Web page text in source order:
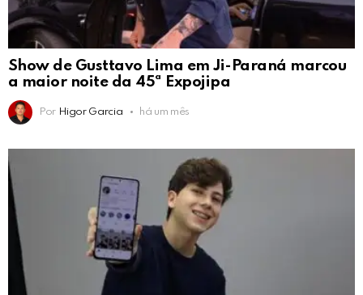
Show de Gusttavo Lima em Ji-Paraná marcou
a maior noite da 45ª Expojipa
Por Higor Garcia há um mês